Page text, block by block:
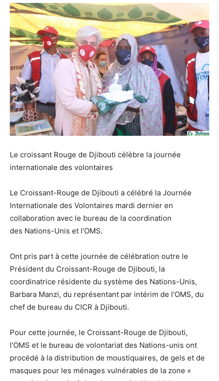
Le croissant Rouge de Djibouti célèbre la journée
internationale des volontaires
Le Croissant-Rouge de Djibouti a célébré la Journée
Internationale des Volontaires mardi dernier en
collaboration avec le bureau de la coordination
des Nations-Unis et l’OMS.
Ont pris part à cette journée de célébration outre le
Président du Croissant-Rouge de Djibouti, la
coordinatrice résidente du système des Nations-Unis,
Barbara Manzi, du représentant par intérim de l’OMS, du
chef de bureau du CICR à Djibouti.
Pour cette journée, le Croissant-Rouge de Djibouti,
l’OMS et le bureau de volontariat des Nations-unis ont
procédé à la distribution de moustiquaires, de gels et de
masques pour les ménages vulnérables de la zone «